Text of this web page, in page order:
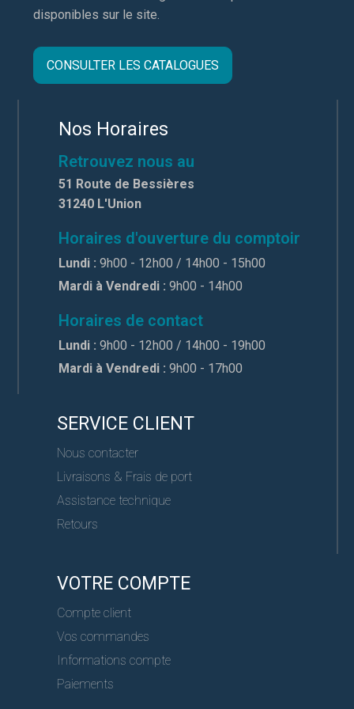
disponibles sur le site.
CONSULTER LES CATALOGUES
Nos Horaires
Retrouvez nous au
51 Route de Bessières
31240 L'Union
Horaires d'ouverture du comptoir
Lundi : 9h00 - 12h00 / 14h00 - 15h00
Mardi à Vendredi : 9h00 - 14h00
Horaires de contact
Lundi : 9h00 - 12h00 / 14h00 - 19h00
Mardi à Vendredi : 9h00 - 17h00
SERVICE CLIENT
Nous contacter
Livraisons & Frais de port
Assistance technique
Retours
VOTRE COMPTE
Compte client
Vos commandes
Informations compte
Paiements